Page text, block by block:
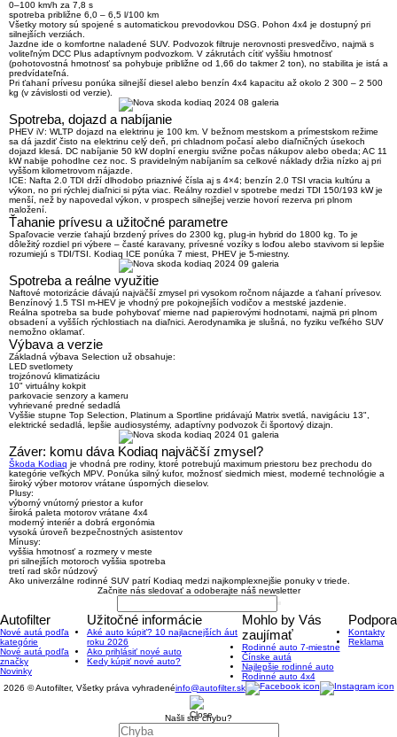
0–100 km/h za 7,8 s
spotreba približne 6,0 – 6,5 l/100 km
Všetky motory sú spojené s automatickou prevodovkou DSG. Pohon 4x4 je dostupný pri
silnejších verziách.
Jazdne ide o komfortne naladené SUV. Podvozok filtruje nerovnosti presvedčivo, najmä s
voliteľným DCC Plus adaptívnym podvozkom . V zákrutách cítiť vyššiu hmotnosť
(pohotovostná hmotnosť sa pohybuje približne od 1,66 do takmer 2 ton), no stabilita je istá a
predvídateľná.
Pri ťahaní prívesu ponúka silnejší diesel alebo benzín 4x4 kapacitu až okolo 2 300 – 2 500
kg (v závislosti od verzie).
Spotreba, dojazd a nabíjanie
PHEV iV: WLTP dojazd na elektrinu je 100 km. V bežnom mestskom a prímestskom režime
sa dá jazdiť čisto na elektrinu celý deň, pri chladnom počasí alebo diaľničných úsekoch
dojazd klesá. DC nabíjanie 50 kW doplní energiu svižne počas nákupov alebo obeda; AC 11
kW nabije pohodlne cez noc. S pravidelným nabíjaním sa celkové náklady držia nízko aj pri
vyššom kilometrovom nájazde.
ICE: Nafta 2.0 TDI drží dlhodobo priaznivé čísla aj s 4×4; benzín 2.0 TSI vracia kultúru a
výkon, no pri rýchlej diaľnici si pýta viac. Reálny rozdiel v spotrebe medzi TDI 150/193 kW je
menší, než by napovedal výkon, v prospech silnejšej verzie hovorí rezerva pri plnom
naložení.
Ťahanie prívesu a užitočné parametre
Spaľovacie verzie ťahajú brzdený príves do 2300 kg, plug-in hybrid do 1800 kg. To je
dôležitý rozdiel pri výbere – časté karavany, prívesné vozíky s loďou alebo stavivom si lepšie
rozumiejú s TDI/TSI. Kodiaq ICE ponúka 7 miest, PHEV je 5-miestny.
Spotreba a reálne využitie
Naftové motorizácie dávajú najväčší zmysel pri vysokom ročnom nájazde a ťahaní prívesov.
Benzínový 1.5 TSI m-HEV je vhodný pre pokojnejších vodičov a mestské jazdenie.
Reálna spotreba sa bude pohybovať mierne nad papierovými hodnotami, najmä pri plnom
obsadení a vyšších rýchlostiach na diaľnici. Aerodynamika je slušná, no fyziku veľkého SUV
nemožno oklamať.
Výbava a verzie
Základná výbava Selection už obsahuje:
LED svetlomety
trojzónovú klimatizáciu
10" virtuálny kokpit
parkovacie senzory a kameru
vyhrievané predné sedadlá
Vyššie stupne Top Selection, Platinum a Sportline pridávajú Matrix svetlá, navigáciu 13",
elektrické sedadlá, lepšie audiosystémy, adaptívny podvozok či športový dizajn.
Záver: komu dáva Kodiaq najväčší zmysel?
Škoda Kodiaq je vhodná pre rodiny, ktoré potrebujú maximum priestoru bez prechodu do
kategórie veľkých MPV. Ponúka silný kufor, možnosť siedmich miest, moderné technológie a
široký výber motorov vrátane úsporných dieselov.
Plusy:
výborný vnútorný priestor a kufor
široká paleta motorov vrátane 4x4
moderný interiér a dobrá ergonómia
vysoká úroveň bezpečnostných asistentov
Mínusy:
vyššia hmotnosť a rozmery v meste
pri silnejších motoroch vyššia spotreba
tretí rad skôr núdzový
Ako univerzálne rodinné SUV patrí Kodiaq medzi najkomplexnejšie ponuky v triede.
Začnite nás sledovať a odoberajte náš newsletter
Autofilter
Nové autá podľa
kategórie
Nové autá podľa
značky
Novinky
Užitočné informácie
Aké auto kúpiť? 10 najlacnejších áut
roku 2026
Ako prihlásiť nové auto
Kedy kúpiť nové auto?
Mohlo by Vás
zaujímať
Rodinné auto 7-miestne
Čínske autá
Najlepšie rodinné auto
Rodinné auto 4x4
Podpora
Kontakty
Reklama
2026 © Autofilter, Všetky práva vyhradenéinfo@autofilter.sk
Našli ste chybu?